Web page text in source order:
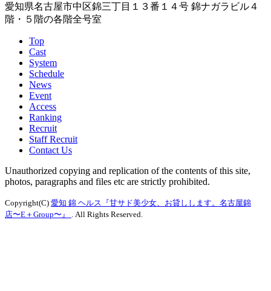
愛知県名古屋市中区錦三丁目１３番１４号 錦ナガラビル４
階・５階の各階全号室
Top
Cast
System
Schedule
News
Event
Access
Ranking
Recruit
Staff Recruit
Contact Us
Unauthorized copying and replication of the contents of this site,
photos, paragraphs and files etc are strictly prohibited.
Copyright(C) 愛知 錦 ヘルス『甘サド美少女、お貸しします。名古屋錦
店〜E＋Group〜』
. All Rights Reserved.